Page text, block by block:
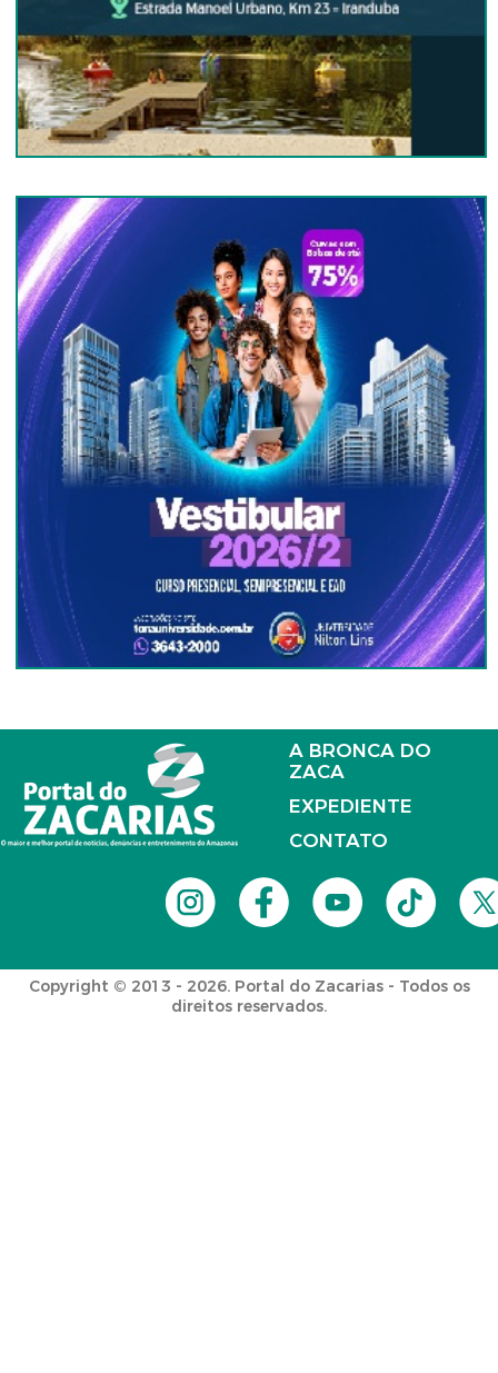
A BRONCA DO
ZACA
EXPEDIENTE
CONTATO
Copyright © 2013 - 2026. Portal do Zacarias - Todos os
direitos reservados.